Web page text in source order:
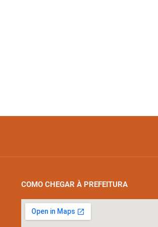
COMO CHEGAR À PREFEITURA